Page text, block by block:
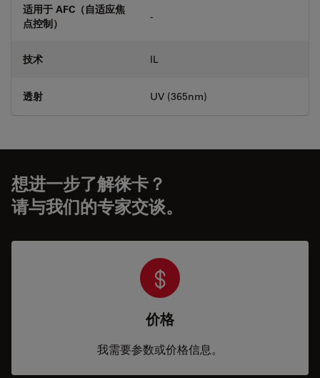
适用于 AFC（自适应焦
点控制）
-
技术 IL
透射 UV (365nm)
想进一步了解徕卡？
请与我们的专家交谈。
价格
我需要参数或价格信息。